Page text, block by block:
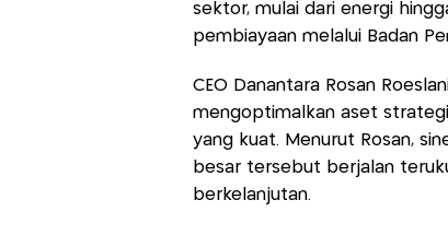
sektor, mulai dari energi
pembiayaan melalui Badan
CEO Danantara Rosan
mengoptimalkan aset
yang kuat. Menurut Rosan,
besar tersebut berjalan
berkelanjutan.